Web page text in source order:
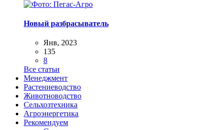
Новый разбрасыватель
Янв, 2023
135
8
Все статьи
Менеджмент
Растениеводство
Животноводство
Сельхозтехника
Агроэнергетика
Рекомендуем